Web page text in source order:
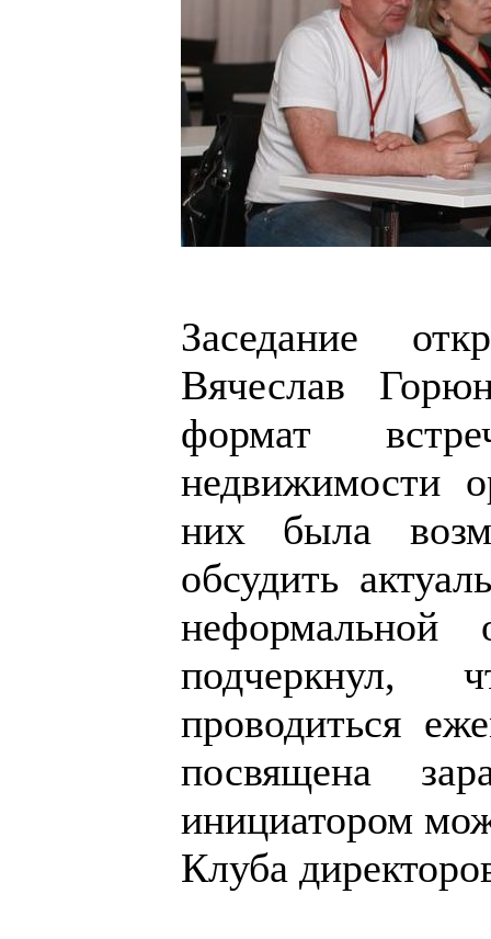
Заседание
Вячеслав
формат
недвижимости
них была
обсудить
неформальной
подчеркнул,
проводиться
посвящена
инициатором
Клуба